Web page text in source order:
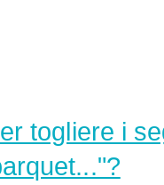
togliere i